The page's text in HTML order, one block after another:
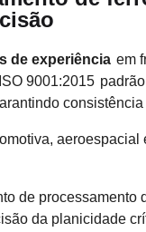
de experiência em
ISO 9001:2015
de
da planicidade